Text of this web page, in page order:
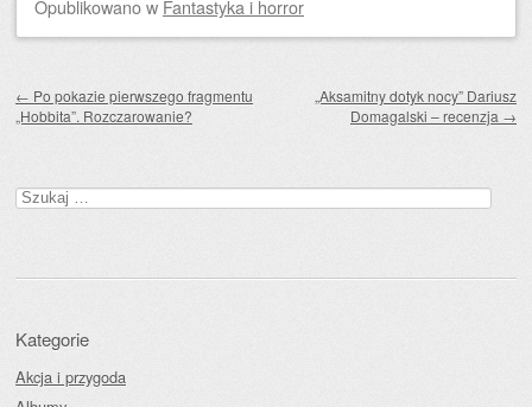
Opublikowanow Fantastyka i horror
← Po pokazie pierwszego fragmentu
„Hobbita”. Rozczarowanie?
„Aksamitny dotyk nocy” Dariusz
Domagalski – recenzja →
Szukaj:
Kategorie
Akcja i przygoda